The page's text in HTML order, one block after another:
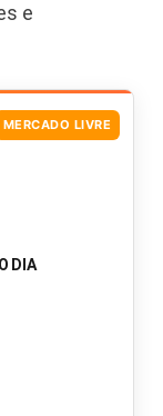
e
MERCADO LIVRE
DIA